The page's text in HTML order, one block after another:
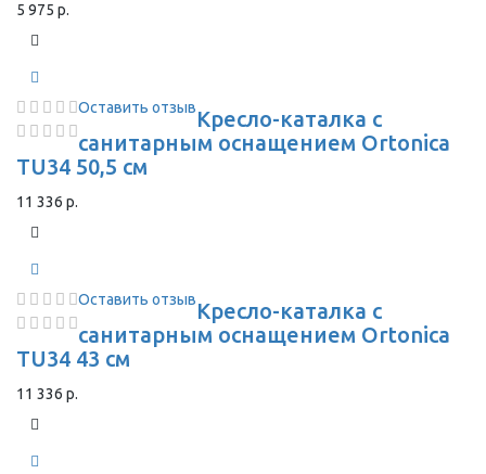
5 975 р.
Оставить отзывКресло-каталка с
санитарным оснащением Ortonica
TU34 50,5 см
11 336 р.
Оставить отзывКресло-каталка с
санитарным оснащением Ortonica
TU34 43 см
11 336 р.